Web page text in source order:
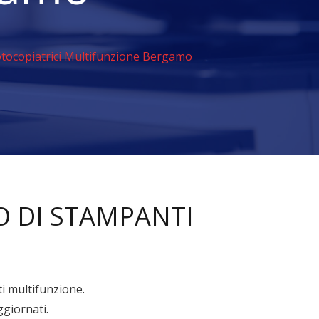
Multifunzione Bergamo
DI STAMPANTI
multifunzione.